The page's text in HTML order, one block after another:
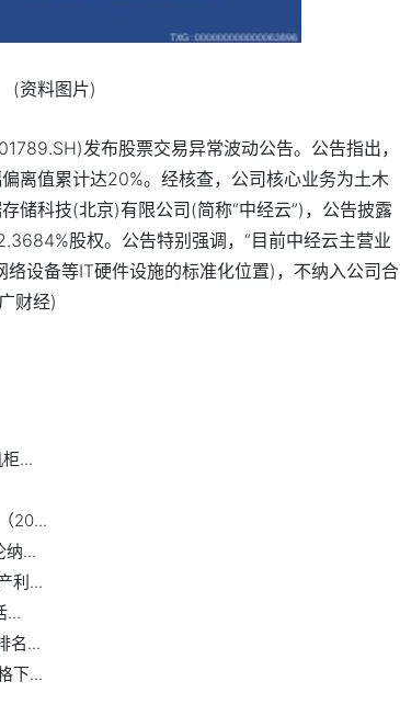
(资料图片)
发布股票交易异常波动公告。公告指出，
离值累计达20%。经核查，公司核心业务为土木
储科技(北京)有限公司(简称“中经云”)，公告披露
股权。公告特别强调，“目前中经云主营业
设备等IT硬件设施的标准化位置)，不纳入公司合
财经)
...
20...
纳...
利...
...
名...
下...